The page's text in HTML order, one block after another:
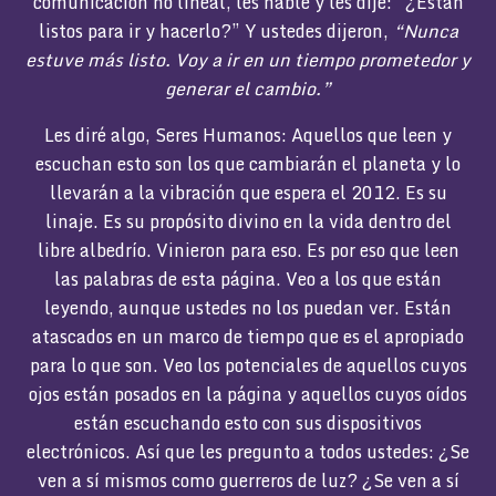
listos para ir y hacerlo?” Y ustedes dijeron, “Nunca
estuve más listo. Voy a ir en un tiempo prometedor y
generar el cambio.”
Les diré algo, Seres Humanos: Aquellos que leen y
escuchan esto son los que cambiarán el planeta y lo
llevarán a la vibración que espera el 2012. Es su
linaje. Es su propósito divino en la vida dentro del
libre albedrío. Vinieron para eso. Es por eso que leen
las palabras de esta página. Veo a los que están
leyendo, aunque ustedes no los puedan ver. Están
atascados en un marco de tiempo que es el apropiado
para lo que son. Veo los potenciales de aquellos cuyos
ojos están posados en la página y aquellos cuyos oídos
están escuchando esto con sus dispositivos
electrónicos. Así que les pregunto a todos ustedes: ¿Se
ven a sí mismos como guerreros de luz? ¿Se ven a sí